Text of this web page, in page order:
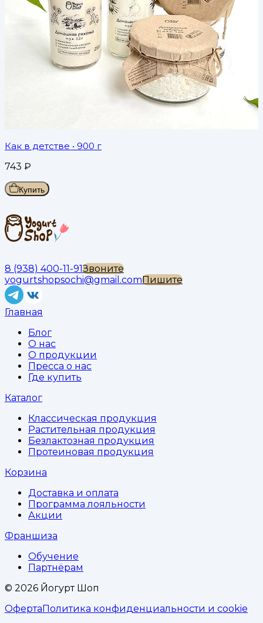
Как в детстве • 900 г
743 ₽
Купить
8 (938) 400-11-91Звоните
yogurtshopsochi@gmail.comПишите
Главная
Блог
О нас
О продукции
Пресса о нас
Где купить
Каталог
Классическая продукция
Растительная продукция
Безлактозная продукция
Протеиновая продукция
Корзина
Доставка и оплата
Программа лояльности
Акции
Франшиза
Обучение
Партнёрам
© 2026 Йогурт Шоп
ОфертаПолитика конфиденциальности и cookie